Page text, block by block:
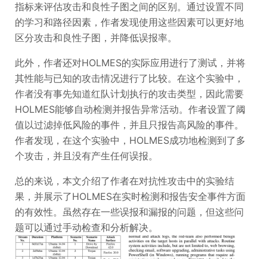
指标来评估攻击和良性子图之间的区别。通过设置不同
的学习和路径因素，作者发现使用这些因素可以更好地
区分攻击和良性子图，并降低误报率。
此外，作者还对HOLMES的实际应用进行了测试，并将
其性能与已知的攻击情况进行了比较。在这个实验中，
作者没有事先知道红队计划执行的攻击类型，因此需要
HOLMES能够自动检测并报告异常活动。作者设置了阈
值以过滤掉低风险的事件，并且只报告高风险的事件。
作者发现，在这个实验中，HOLMES成功地检测到了多
个攻击，并且没有产生任何误报。
总的来说，本文介绍了作者在对抗性攻击中的实验结
果，并展示了HOLMES在实时检测和报告安全事件方面
的有效性。虽然存在一些误报和漏报的问题，但这些问
题可以通过手动检查和分析解决。